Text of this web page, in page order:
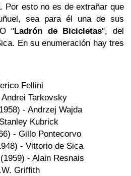
Por esto no es de extrañar que
sea para él una de sus
"Ladrón de Bicicletas", del
En su enumeración hay tres
Fellini
Tarkovsky
- Andrzej Wajda
Kubrick
- Gillo Pontecorvo
- Vittorio de Sica
- Alain Resnais
Griffith